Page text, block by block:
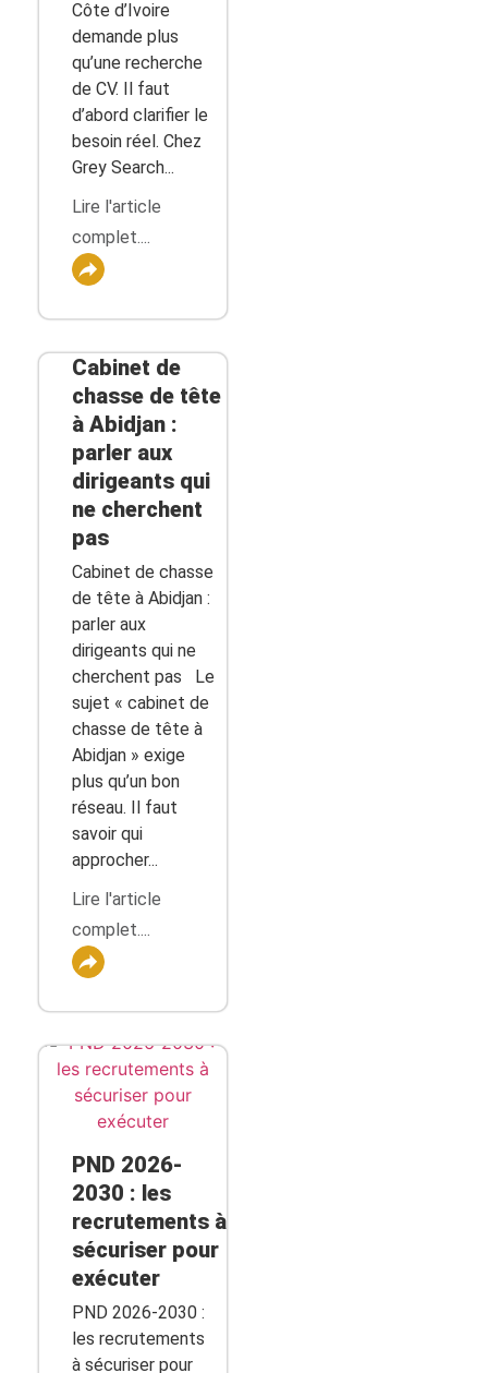
Côte d’Ivoire
demande plus
qu’une recherche
de CV. Il faut
d’abord clarifier le
besoin réel. Chez
Grey Search...
Lire l'article
complet....
Cabinet de
chasse de tête
à Abidjan :
parler aux
dirigeants qui
ne cherchent
pas
Cabinet de chasse
de tête à Abidjan :
parler aux
dirigeants qui ne
cherchent pas Le
sujet « cabinet de
chasse de tête à
Abidjan » exige
plus qu’un bon
réseau. Il faut
savoir qui
approcher...
Lire l'article
complet....
PND 2026-
2030 : les
recrutements à
sécuriser pour
exécuter
PND 2026-2030 :
les recrutements
à sécuriser pour